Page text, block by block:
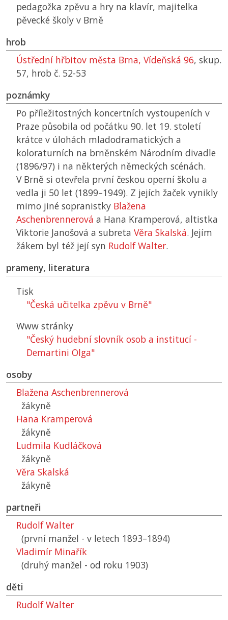
pedagožka zpěvu a hry na klavír, majitelka
pěvecké školy v Brně
hrob
Ústřední hřbitov města Brna, Vídeňská 96, skup.
57, hrob č. 52-53
poznámky
Po příležitostných koncertních vystoupeních v
Praze působila od počátku 90. let 19. století
krátce v úlohách mladodramatických a
koloraturních na brněnském Národním divadle
(1896/97) i na ně­kterých německých scénách.
V Brně si otevřela první českou operní školu a
vedla ji 50 let (1899–1949). Z jejích žaček vynikly
mimo jiné sopranistky Blažena
Aschenbrennerová a Hana Kramperová, altistka
Viktorie Janošová a subreta Věra Skalská. Jejím
žákem byl též její syn Rudolf Walter.
prameny, literatura
Tisk
"Česká učitelka zpěvu v Brně"
Www stránky
"Český hudební slovník osob a institucí -
Demartini Olga"
osoby
Blažena Aschenbrennerová
žákyně
Hana Kramperová
žákyně
Ludmila Kudláčková
žákyně
Věra Skalská
žákyně
partneři
Rudolf Walter
(první manžel - v letech 1893–1894)
Vladimír Minařík
(druhý manžel - od roku 1903)
děti
Rudolf Walter